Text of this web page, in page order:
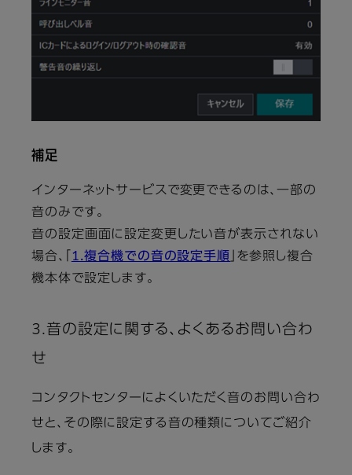
補足
インターネットサービスで変更できるのは、一部の
音のみです。
音の設定画面に設定変更したい音が表示されない
場合、「
1.複合機での音の設定手順
」を参照し複合
機本体で設定します。
3.音の設定に関する、よくあるお問い合わ
せ
コンタクトセンターによくいただく音のお問い合わ
せと、その際に設定する音の種類についてご紹介
します。